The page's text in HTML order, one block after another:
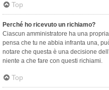
Top
Perché ho ricevuto un richiamo?
Ciascun amministratore ha una
pensa che tu ne abbia infranta una,
notare che questa è una decisione
niente a che fare con questi richiami.
Top